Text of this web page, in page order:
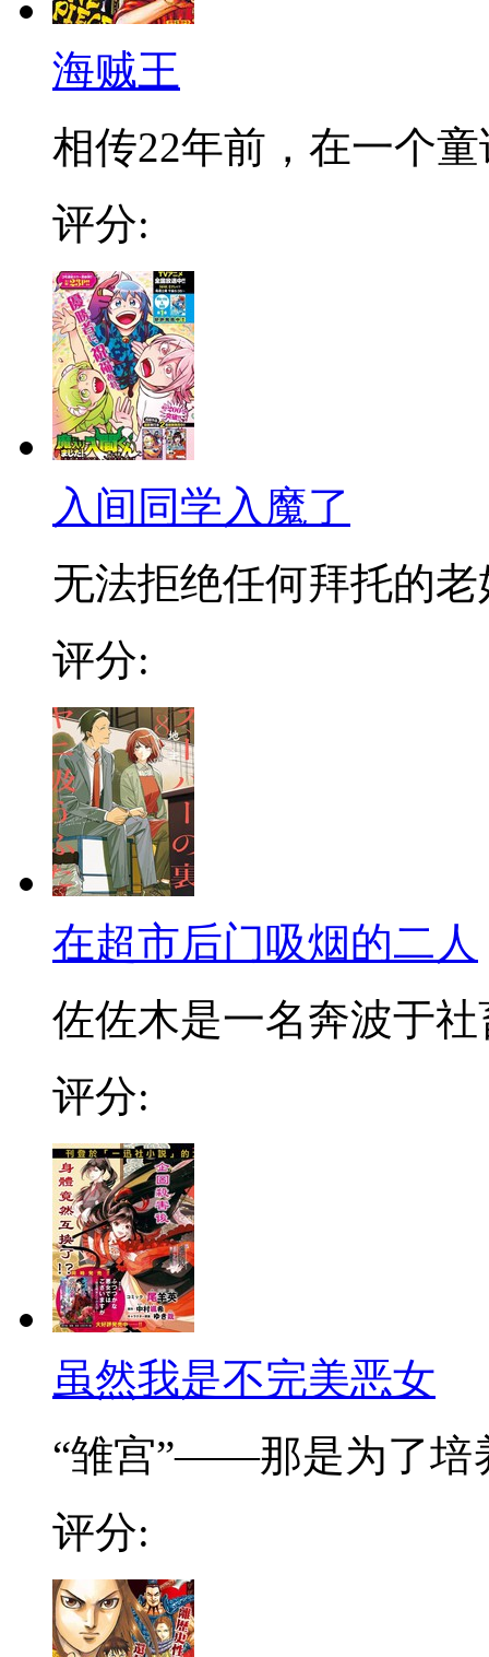
海贼王
相传22年前，在一个
评分:
入间同学入魔了
无法拒绝任何拜托的老
评分:
在超市后门吸烟的二人
佐佐木是一名奔波于社
评分:
虽然我是不完美恶女
“雏宫”——那是为了培
评分: